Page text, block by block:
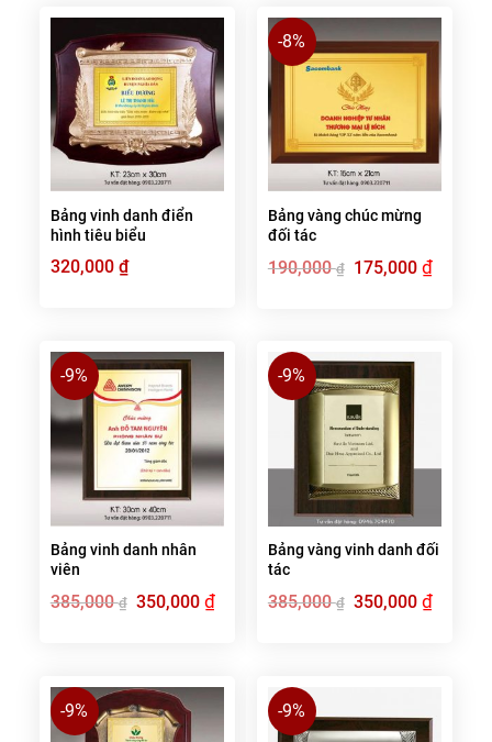
Bảng vinh danh điển
hình tiêu biểu
320,000 ₫
-8%
Bảng vàng chúc mừng
đối tác
190,000₫
Giá
gốc
175,000 ₫Giá
hiện
-9%
Bảng vinh danh nhân
viên
385,000₫ Giá
gốc
350,000 ₫Giá
hiện
-9%
Bảng vàng vinh danh đối
tác
385,000₫ Giá
gốc
350,000 ₫Giá
hiện
-9% -9%